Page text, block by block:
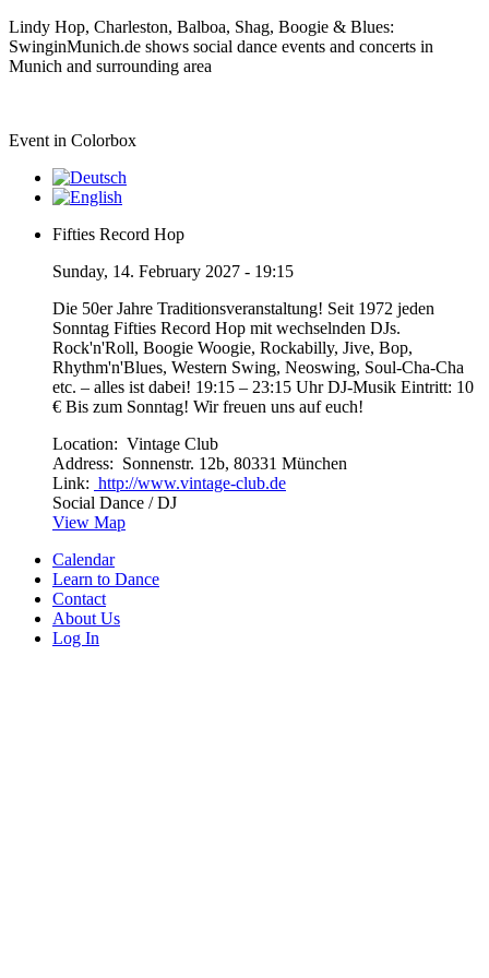
Lindy Hop, Charleston, Balboa, Shag, Boogie & Blues:
SwinginMunich.de shows social dance events and concerts in
Munich and surrounding area
Event in Colorbox
Fifties Record Hop
Sunday, 14. February 2027 - 19:15
Die 50er Jahre Traditionsveranstaltung! Seit 1972 jeden
Sonntag Fifties Record Hop mit wechselnden DJs.
Rock'n'Roll, Boogie Woogie, Rockabilly, Jive, Bop,
Rhythm'n'Blues, Western Swing, Neoswing, Soul-Cha-Cha
etc. – alles ist dabei! 19:15 – 23:15 Uhr DJ-Musik Eintritt: 10
€ Bis zum Sonntag! Wir freuen uns auf euch!
Location: Vintage Club
Address: Sonnenstr. 12b, 80331 München
Link: http://www.vintage-club.de
Social Dance / DJ
View Map
Calendar
Learn to Dance
Contact
About Us
Log In